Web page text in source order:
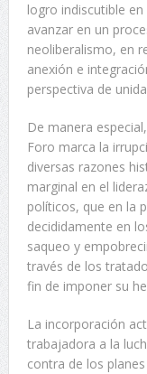
logro indiscutible
avanzar en un
neoliberalismo, en
anexión e
perspectiva de
De manera
Foro marca la
diversas razones
marginal en el
políticos, que en la
decididamente en
saqueo y
través de los
fin de imponer su
La incorporación
trabajadora a la
contra de los